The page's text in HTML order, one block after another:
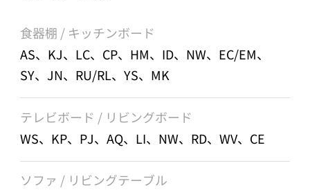
食器棚 / キッチンボード
AS、KJ、LC、CP、HM、ID、NW、EC/EM、
SY、JN、RU/RL、YS、MK
テレビボード / リビングボード
WS、KP、PJ、AQ、LI、NW、RD、WV、CE
ソファ / リビングテーブル